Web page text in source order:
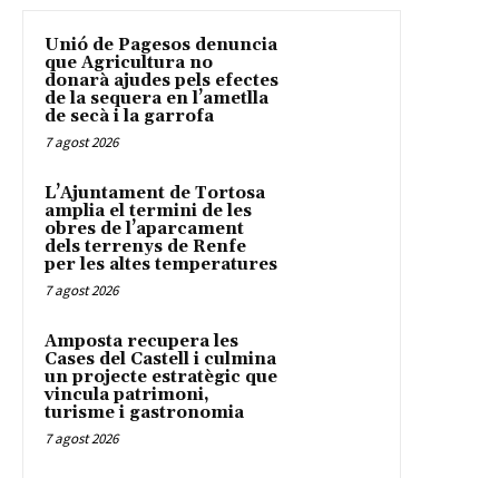
Unió de Pagesos denuncia
que Agricultura no
donarà ajudes pels efectes
de la sequera en l’ametlla
de secà i la garrofa
7 agost 2026
L’Ajuntament de Tortosa
amplia el termini de les
obres de l’aparcament
dels terrenys de Renfe
per les altes temperatures
7 agost 2026
Amposta recupera les
Cases del Castell i culmina
un projecte estratègic que
vincula patrimoni,
turisme i gastronomia
7 agost 2026